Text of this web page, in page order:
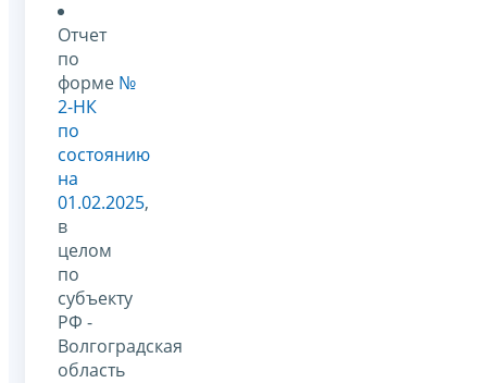
Отчет
по
форме №
2-НК
по
состоянию
на
01.02.2025,
в
целом
по
субъекту
РФ -
Волгоградская
область